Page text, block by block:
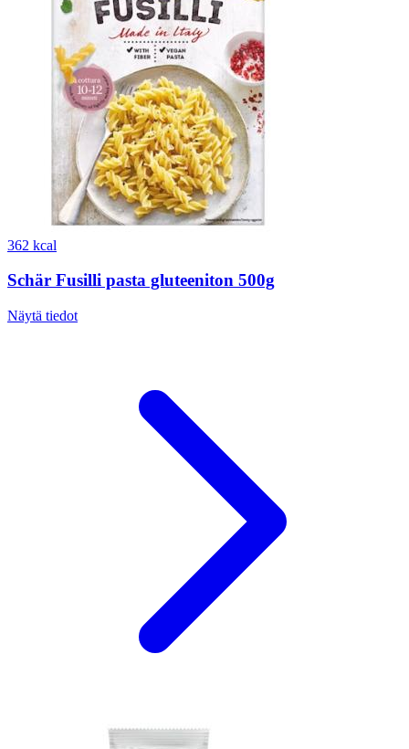
362 kcal
Schär Fusilli pasta gluteeniton 500g
Näytä tiedot